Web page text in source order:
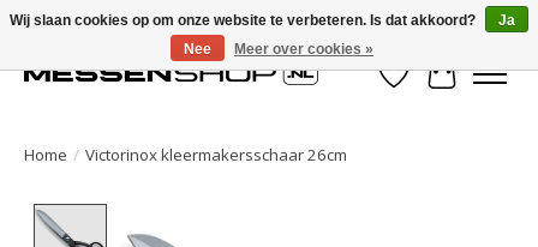
Verlanglijst
Home / Victorinox kleermakersschaar 26cm
Wij slaan cookies op om onze website te verbeteren. Is dat akkoord?
Ja
Nee
Meer over cookies »